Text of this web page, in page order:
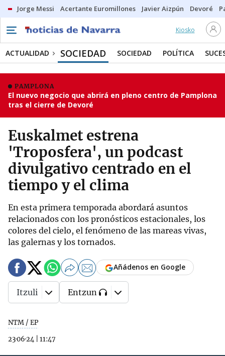
Jorge Messi Acertante Euromillones Javier Aizpún Devoré
Kiosko
ACTUALIDAD SOCIEDAD SOCIEDAD POLÍTICA
PAMPLONA
El nuevo negocio que abrirá en pleno centro de Pamplona
tras el cierre de Devoré
Euskalmet estrena
'Troposfera', un podcast
divulgativo centrado en el
tiempo y el clima
En esta primera temporada abordará asuntos
relacionados con los pronósticos estacionales, los
colores del cielo, el fenómeno de las mareas vivas,
las galernas y los tornados.
NTM / EP
23·06·24
11:47
Añádenos en Google
Itzuli Entzun